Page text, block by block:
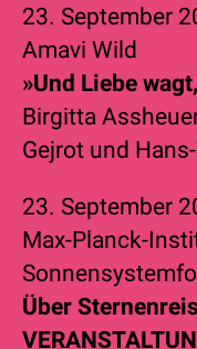
23. September
Amavi Wild
»Und Liebe
Birgitta
Gejrot und
23. September
Max-Planck-
Über